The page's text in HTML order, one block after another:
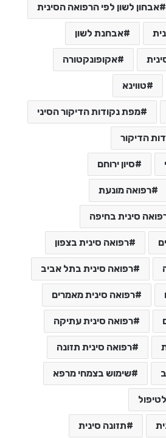
אבחון לשון לפי הרפואה הסינית
אבחנת לשון
אקופונקטורה
טווינא
מפת נקודות הדיקור הסיני
הדיקור
סיון ירוחם
רפואה מונעת
סינית בחיפה
רפואה סינית בצפון
רפואה סינית בתל אביב
רפואה סינית מאמרים
רפואה סינית עתיקה
רפואה סינית תזונה
שימוש בצמחי מרפא
תזונה סינית